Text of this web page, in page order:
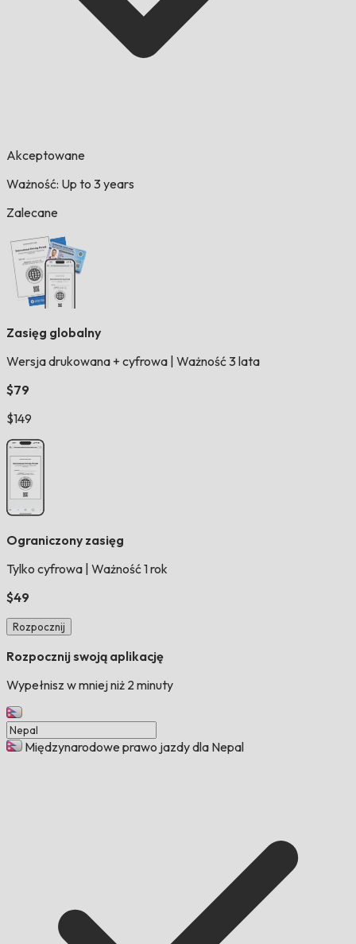
Akceptowane
Ważność: Up to 3 years
Zalecane
Zasięg globalny
Wersja drukowana + cyfrowa Ważność 3 lata
$79
$149
Ograniczony zasięg
Tylko cyfrowa Ważność 1 rok
$49
Rozpocznij
Rozpocznij swoją aplikację
Wypełnisz w mniej niż 2 minuty
Międzynarodowe prawo jazdy dla Nepal